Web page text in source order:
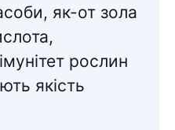
як-от зола
рослин
якість